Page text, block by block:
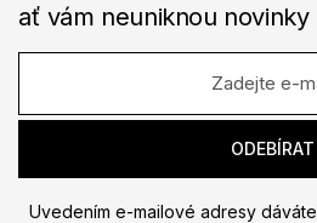
ať vám neuniknou novinky
Uvedením e-mailové adresy